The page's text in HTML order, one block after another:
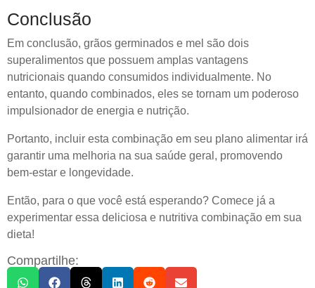
Conclusão
Em conclusão, grãos germinados e mel são dois
superalimentos que possuem amplas vantagens
nutricionais quando consumidos individualmente. No
entanto, quando combinados, eles se tornam um poderoso
impulsionador de energia e nutrição.
Portanto, incluir esta combinação em seu plano alimentar irá
garantir uma melhoria na sua saúde geral, promovendo
bem-estar e longevidade.
Então, para o que você está esperando? Comece já a
experimentar essa deliciosa e nutritiva combinação em sua
dieta!
Compartilhe: